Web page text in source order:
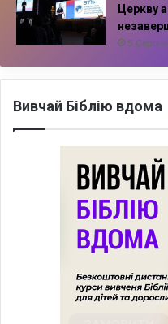
Церкву
5
Вивчай Біблію вдома